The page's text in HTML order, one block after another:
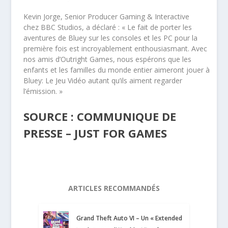
Kevin Jorge, Senior Producer Gaming & Interactive
chez BBC Studios, a déclaré : « Le fait de porter les
aventures de Bluey sur les consoles et les PC pour la
première fois est incroyablement enthousiasmant. Avec
nos amis d’Outright Games, nous espérons que les
enfants et les familles du monde entier aimeront jouer à
Bluey: Le Jeu Vidéo autant qu’ils aiment regarder
l’émission. »
SOURCE : COMMUNIQUE DE
PRESSE – JUST FOR GAMES
ARTICLES RECOMMANDÉS
Grand Theft Auto VI – Un « Extended